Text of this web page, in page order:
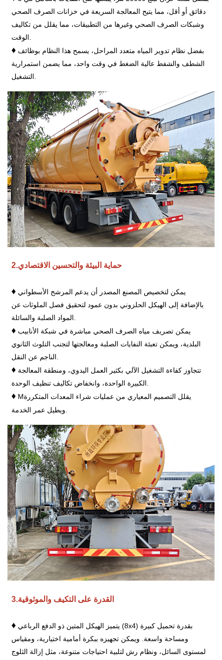
دقائق أو أقل، مما يتيح المعالجة السريعة في خزانات الصرف الصحي
وشبكات الصرف الصحي وغيرها من التطبيقات، مما يقلل من تكاليف
الوقت.
♦
الشطف والشفط عالية الضغط في وقت واحد، مما يضمن استمرارية
التشغيل.
2.حماية البيئة والتحسين الاقتصادي
♦
بالإضافة إلى الهيكل الحلزوني بدون عمود لتحقيق فصل الملوثات عن
المواد الصلبة والسائلة.
♦
البلدية، ويمكن تعبئة النفايات الصلبة ومعالجتها لتجنب التلوث الثانوي
الناجم عن النقل.
♦
الكبيرة الواحدة، وانخفاض تكاليف تنظيف الوحدة.
♦ Mيقلل التصميم المعياري من عمليات شراء المعدات المتكررة
ويطيل عمر الخدمة.
3.القدرة على التكيف والموثوقية
♦
ومساحة واسعة. ويمكن تجهيزه ببكرة أمامية اختيارية، ومقياس
لمستوى السائل، ونظام رش لتلبية احتياجات متنوعة، مثل إزالة الثلوج